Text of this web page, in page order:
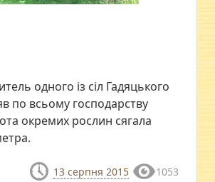
одного із сіл Гадяцького
по всьому господарству
окремих рослин сягала
13 серпня 2015 1053